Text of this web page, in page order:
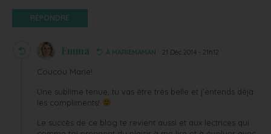
RÉPONDRE
Emma À MARIEMAMAN 21 Déc 2014 - 21h12
Coucou Marie!
Une sublime tenue, tu vas être très belle et j’entends déjà
les compliments!
Le succès de ce blog te revient aussi et aux lectrices qui